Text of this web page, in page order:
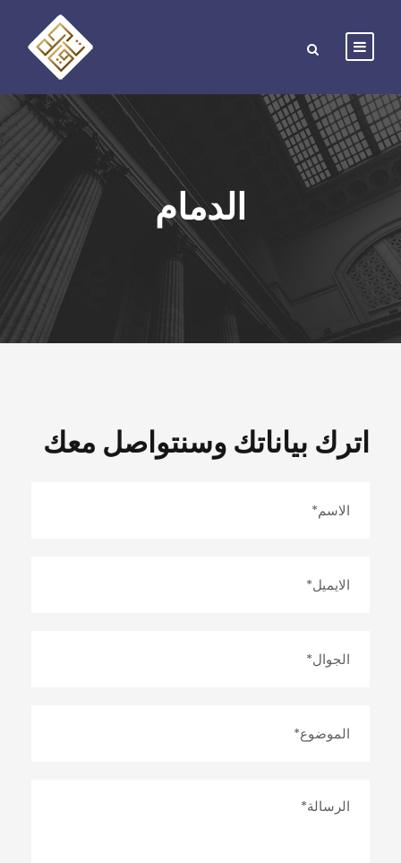
الدمام
اترك بياناتك وسنتواصل معك